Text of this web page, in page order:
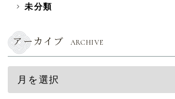
未分類
アーカイブ ARCHIVE